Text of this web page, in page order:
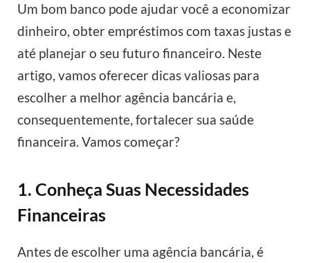
Um bom banco pode ajudar você a economizar
dinheiro, obter empréstimos com taxas justas e
até planejar o seu futuro financeiro. Neste
artigo, vamos oferecer dicas valiosas para
escolher a melhor agência bancária e,
consequentemente, fortalecer sua saúde
financeira. Vamos começar?
1. Conheça Suas Necessidades
Financeiras
Antes de escolher uma agência bancária, é